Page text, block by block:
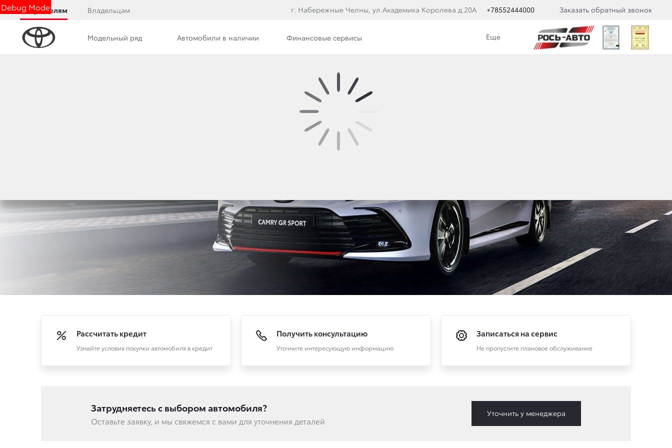
Debug Mode
Покупателям Владельцам г. Набережные Челны, ул.Академика Королева д.20А +78552444000 Заказать обратный звонок
Модельный ряд Автомобили в наличии Финансовые сервисы Еще
Рассчитать кредит
Узнайте условия покупки автомобиля в кредит
Получить консультацию
Уточните интересующую информацию
Записаться на сервис
Не пропустите плановое обслуживание
Затрудняетесь с выбором автомобиля?
Оставьте заявку, и мы свяжемся с вами для уточнения деталей
Уточнить у менеджера